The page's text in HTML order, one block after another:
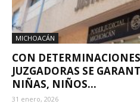
MICHOACÁN
CON
JUZGADORAS SE
NIÑAS, NIÑOS...
31 enero, 2026